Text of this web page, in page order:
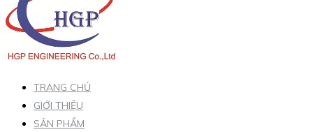
TRANG CHỦ
GIỚI THIỆU
SẢN PHẨM